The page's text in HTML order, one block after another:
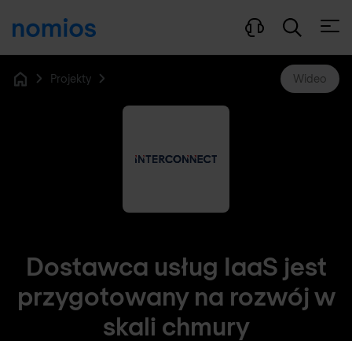
Projekty Wideo
Dostawca usług IaaS jest
przygotowany na rozwój w
skali chmury